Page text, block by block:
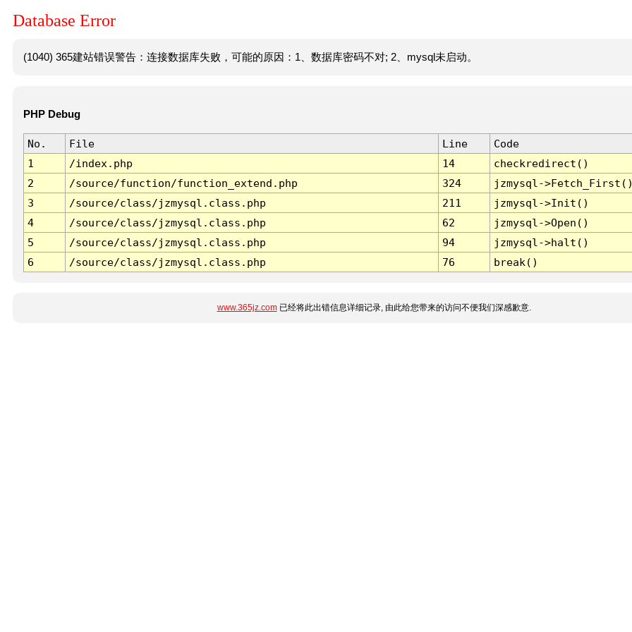
Database Error
(1040) 365建站错误警告：连接数据库失败，可能的原因：1、数据库密码不对; 2、mysql未启动。
PHP Debug
No. File Line
Code
1
/index.php 14
checkredirect()
2
/source/function/function_extend.php 324
jzmysql-
3
/source/class/jzmysql.class.php 211
jzmysql->Init()
4
/source/class/jzmysql.class.php 62
jzmysql->Open()
5
/source/class/jzmysql.class.php 94
jzmysql->halt()
6
/source/class/jzmysql.class.php 76 break()
www.365jz.com已经将此出错信息详细记录, 由此给您带来的访问不便我们深感歉意.